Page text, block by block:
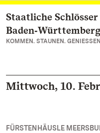
Zum Hauptinhalt
Staatliche
KOMMEN. STAUNEN.
Mittwoch, 10.
FÜRSTENHÄUSLE